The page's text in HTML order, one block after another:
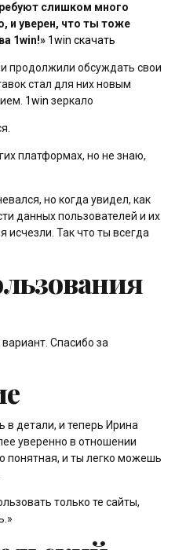
слишком много
и уверен, что ты тоже
1win!» 1win скачать
продолжили обсуждать свои
стал для них новым
1win зеркало
платформах, но не знаю,
но когда увидел, как
данных пользователей и их
исчезли. Так что ты всегда
Спасибо за
в детали, и теперь Ирина
уверенно в отношении
понятная, и ты легко можешь
только те сайты,